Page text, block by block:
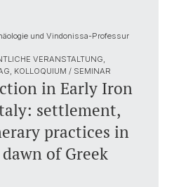
und Vindonissa-Professur
VERANSTALTUNG,
KOLLOQUIUM / SEMINAR
in Early Iron
settlement,
practices in
of Greek